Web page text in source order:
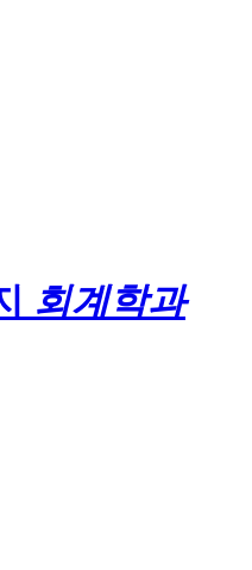
회계학과